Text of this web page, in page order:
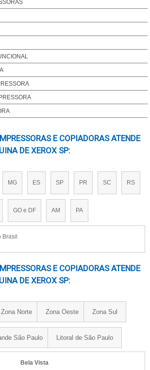
A4​
SEM FIO​
COLORIDAS​
A LASER​
IMPRESSORA
ADESIVAS PERSONALIZADAS
SUBLIMACAO
DE TINTA A3​
ADESIVO
A3​
E COPIADORAS ATENDE
DE XEROX SP:
MG ES SP PR SC RS
GO e DF AM PA
E COPIADORAS ATENDE
DE XEROX SP:
Zona Norte Zona Oeste Zona Sul
São Paulo Litoral de São Paulo
Bela Vista